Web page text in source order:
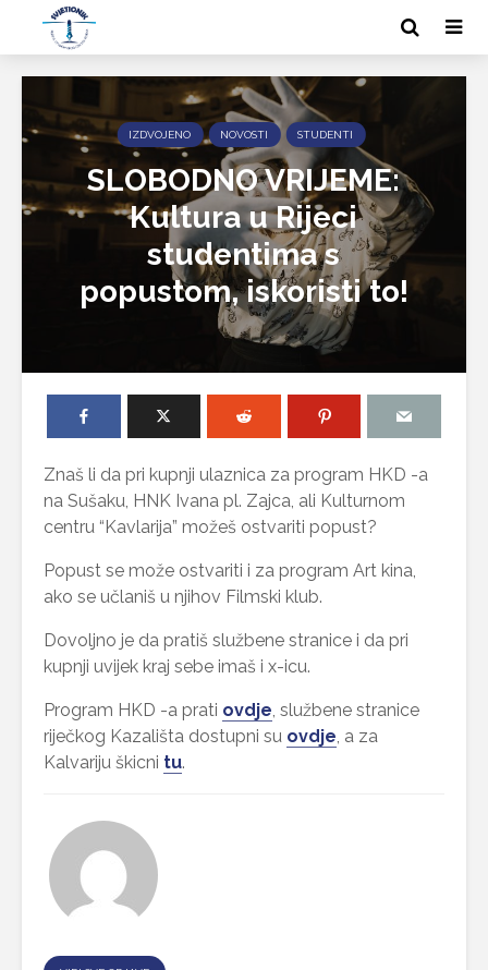
IZDVOJENO NOVOSTI STUDENTI
SLOBODNO VRIJEME:
Kultura u Rijeci
studentima s
popustom, iskoristi to!
Znaš li da pri kupnji ulaznica za program HKD -a
na Sušaku, HNK Ivana pl. Zajca, ali Kulturnom
centru “Kavlarija” možeš ostvariti popust?
Popust se može ostvariti i za program Art kina,
ako se učlaniš u njihov Filmski klub.
Dovoljno je da pratiš službene stranice i da pri
kupnji uvijek kraj sebe imaš i x-icu.
Program HKD -a prati ovdje , službene stranice
riječkog Kazališta dostupni su ovdje , a za
Kalvariju škicni tu.